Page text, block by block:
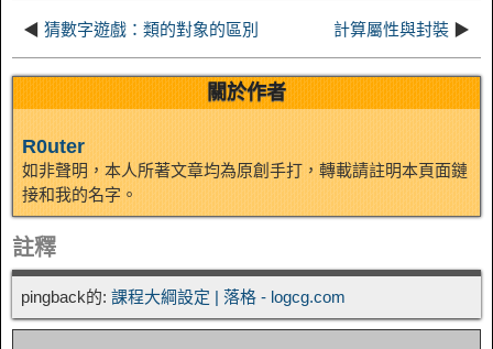
n
◀ 猜數字遊戲：類的對象的區別 計算屬性與封裝 ▶
關於作者
R0uter
如非聲明，本人所著文章均為原創手打，轉載請註明本頁面鏈
接和我的名字。
註釋
pingback的: 課程大綱設定 | 落格 - logcg.com